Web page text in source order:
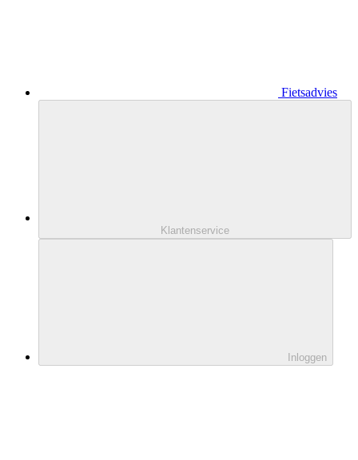
Fietsadvies
Klantenservice
Inloggen